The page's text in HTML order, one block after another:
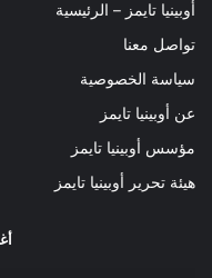
أوبينيا تايمز – الرئيسية
تواصل معنا
سياسة الخصوصية
عن أوبينيا تايمز
مؤسس أوبينيا تايمز
هيئة تحرير أوبينيا تايمز